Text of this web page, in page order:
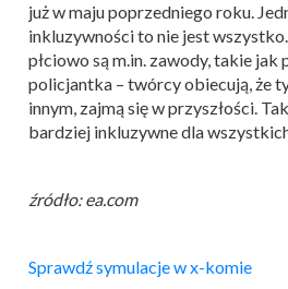
już w maju poprzedniego roku.
inkluzywności to nie jest
płciowo są m.in. zawody, takie jak
policjantka – twórcy obiecują, że
innym, zajmą się w przyszłości.
bardziej inkluzywne dla
źródło: ea.com
Sprawdź symulacje w x-komie